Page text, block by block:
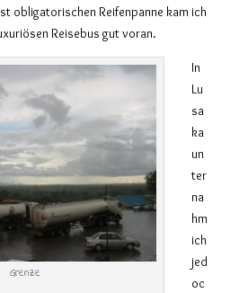
obligatorischen Reifenpanne kam ich
Reisebus gut voran.
Grenze
In
Lu
sa
ka
un
ter
na
hm
ich
jed
oc